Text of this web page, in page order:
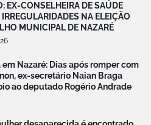
EX-CONSELHEIRA DE SAÚDE
NA ELEIÇÃO
MUNICIPAL DE NAZARÉ
em Nazaré: Dias após romper com
ex-secretário Naian Braga
ao deputado Rogério Andrade